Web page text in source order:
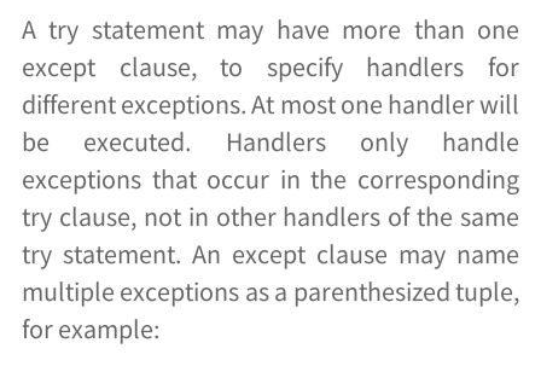
A try statement may have more than one
except clause, to specify handlers for
different exceptions. At most one handler will
be executed. Handlers only handle
exceptions that occur in the corresponding
try clause, not in other handlers of the same
try statement. An except clause may name
multiple exceptions as a parenthesized tuple,
for example: